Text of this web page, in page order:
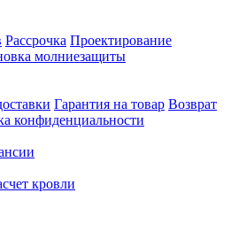
Рассрочка Проектирование
молниезащиты
Гарантия на товар Возврат
конфиденциальности
кровли